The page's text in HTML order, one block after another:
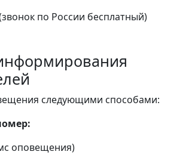
по России бесплатный)
следующими способами:
оповещения)